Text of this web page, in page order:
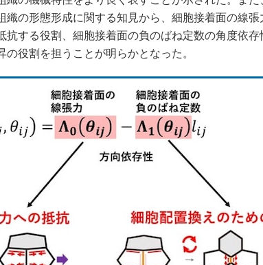
織の形態形成に関する知見から、細胞接着面の線
抗する役割、細胞接着面の負のばね定数の角度依
の役割を担うことが明らかとなった。